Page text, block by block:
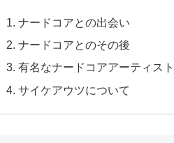
ナードコアとの出会い
ナードコアとのその後
有名なナードコアアーティスト
サイケアウツについて